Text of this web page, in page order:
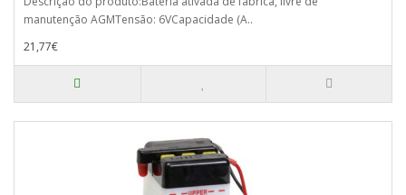
manutenção AGMTensão: 6VCapacidade (A..
21,77€